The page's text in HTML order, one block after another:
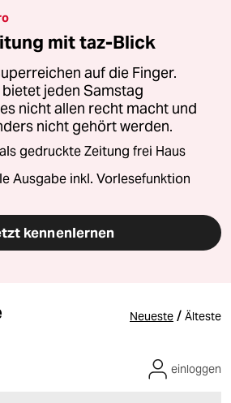
mit taz-Blick
auf die Finger.
jeden Samstag
nicht allen recht macht und
nicht gehört werden.
gedruckte Zeitung frei Haus
Ausgabe inkl. Vorlesefunktion
kennenlernen
Neueste / Älteste
einloggen